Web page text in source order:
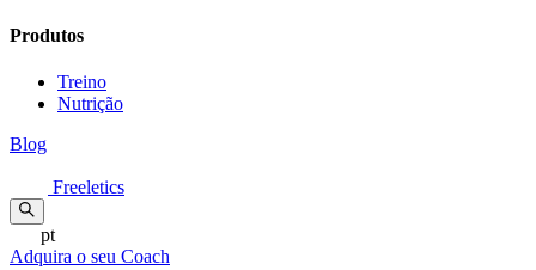
Produtos
Treino
Nutrição
Blog
Freeletics
pt
Adquira o seu Coach